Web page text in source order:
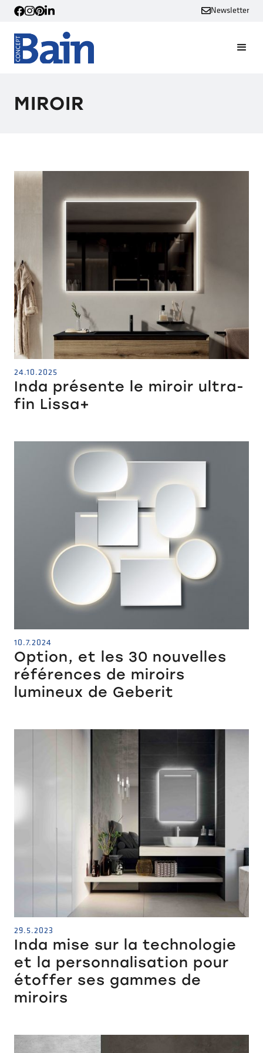
Newsletter
MIROIR
24.10.2025
Inda présente le miroir ultra-
fin Lissa+
10.7.2024
Option, et les 30 nouvelles
références de miroirs
lumineux de Geberit
29.5.2023
Inda mise sur la technologie
et la personnalisation pour
étoffer ses gammes de
miroirs